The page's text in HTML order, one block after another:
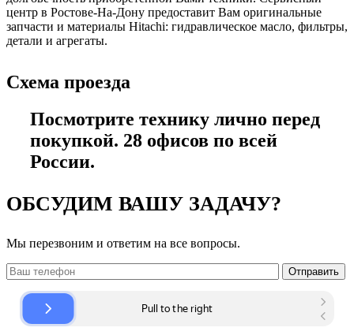
центр в Ростове-На-Дону предоставит Вам оригинальные
запчасти и материалы Hitachi: гидравлическое масло, фильтры,
детали и агрегаты.
Схема проезда
Посмотрите технику лично перед
покупкой. 28 офисов по всей
России.
ОБСУДИМ ВАШУ ЗАДАЧУ?
Мы перезвоним и ответим на все вопросы.